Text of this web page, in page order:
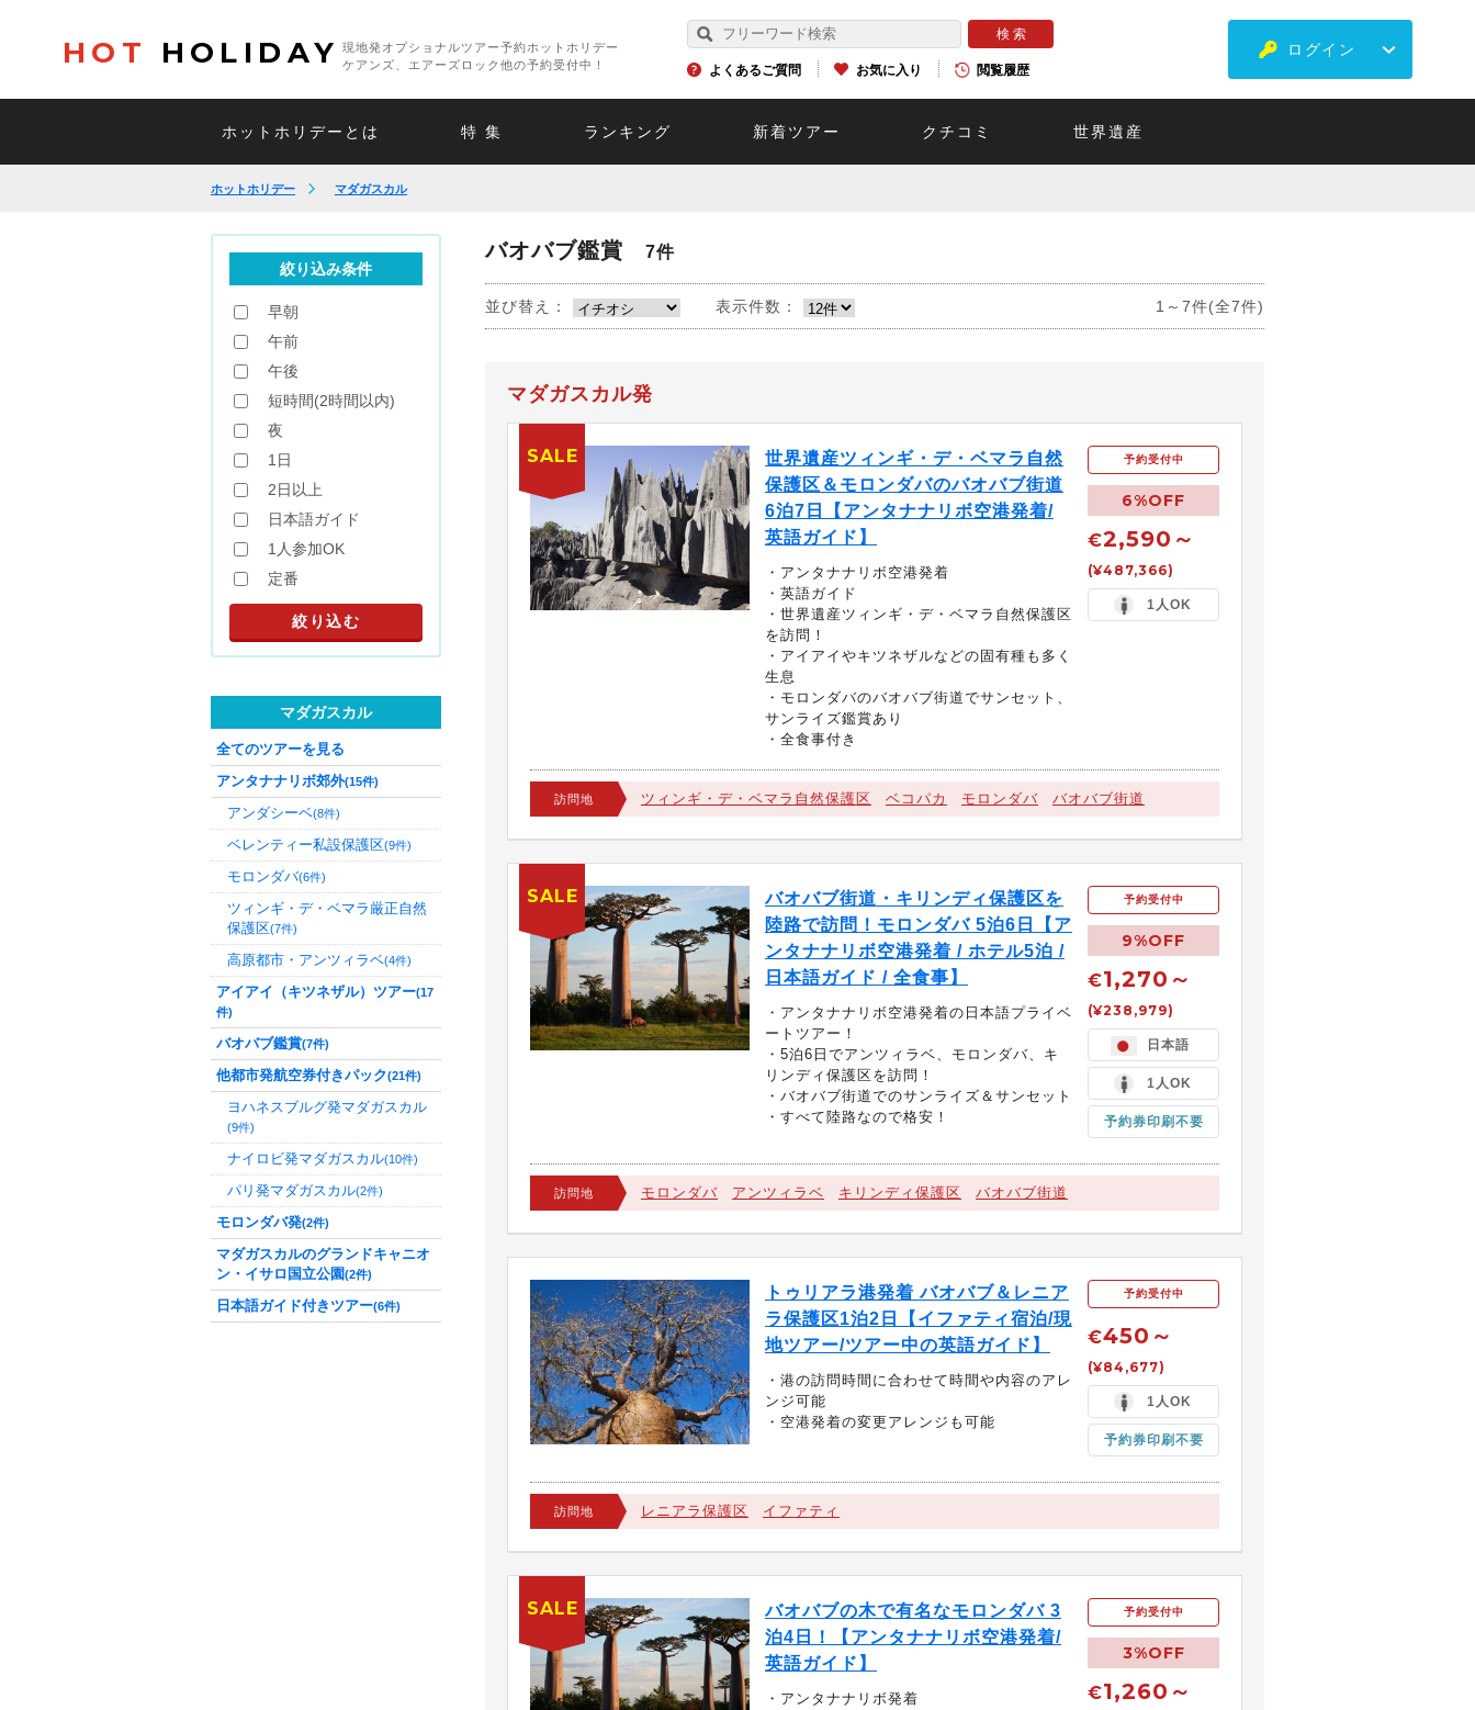
HOT HOLIDAY
現地発オプショナルツアー予約ホットホリデー
ケアンズ、エアーズロック他の予約受付中！
よくあるご質問 お気に入り 閲覧履歴
ログイン
ホットホリデーとは 特 集 ランキング 新着ツアー クチコミ 世界遺産
ホットホリデー マダガスカル
バオバブ鑑賞 7件
並び替え： 表示件数： 1～7件(全7件)
マダガスカル発
世界遺産ツィンギ・デ・ベマラ自然
保護区＆モロンダバのバオバブ街道
6泊7日【アンタナナリボ空港発着/
英語ガイド】
・アンタナナリボ空港発着
・英語ガイド
・世界遺産ツィンギ・デ・ベマラ自然保護区
を訪問！
・アイアイやキツネザルなどの固有種も多く
生息
・モロンダバのバオバブ街道でサンセット、
サンライズ鑑賞あり
・全食事付き
予約受付中
6%OFF
€2,590～
(¥487,366)
1人OK
訪問地 ツィンギ・デ・ベマラ自然保護区 ベコパカ モロンダバ バオバブ街道
SALE
バオバブ街道・キリンディ保護区を
陸路で訪問！モロンダバ 5泊6日【ア
ンタナナリボ空港発着 / ホテル5泊 /
日本語ガイド / 全食事】
・アンタナナリボ空港発着の日本語プライベ
ートツアー！
・5泊6日でアンツィラベ、モロンダバ、キ
リンディ保護区を訪問！
・バオバブ街道でのサンライズ＆サンセット
・すべて陸路なので格安！
予約受付中
9%OFF
€1,270～
(¥238,979)
日本語
1人OK
予約券印刷不要
訪問地 モロンダバ アンツィラベ キリンディ保護区 バオバブ街道
SALE
トゥリアラ港発着 バオバブ＆レニア
ラ保護区1泊2日【イファティ宿泊/現
地ツアー/ツアー中の英語ガイド】
・港の訪問時間に合わせて時間や内容のアレ
ンジ可能
・空港発着の変更アレンジも可能
予約受付中
€450～
(¥84,677)
1人OK
予約券印刷不要
訪問地 レニアラ保護区 イファティ
バオバブの木で有名なモロンダバ 3
泊4日！【アンタナナリボ空港発着/
英語ガイド】
・アンタナナリボ発着
予約受付中
3%OFF
€1,260～
SALE
絞り込み条件
早朝
午前
午後
短時間(2時間以内)
夜
1日
2日以上
日本語ガイド
1人参加OK
定番
マダガスカル
全てのツアーを見る
アンタナナリボ郊外(15件)
アンダシーベ(8件)
ベレンティー私設保護区(9件)
モロンダバ(6件)
ツィンギ・デ・ベマラ厳正自然
保護区(7件)
高原都市・アンツィラベ(4件)
アイアイ（キツネザル）ツアー(17
件)
バオバブ鑑賞(7件)
他都市発航空券付きパック(21件)
ヨハネスブルグ発マダガスカル
(9件)
ナイロビ発マダガスカル(10件)
パリ発マダガスカル(2件)
モロンダバ発(2件)
マダガスカルのグランドキャニオ
ン・イサロ国立公園(2件)
日本語ガイド付きツアー(6件)